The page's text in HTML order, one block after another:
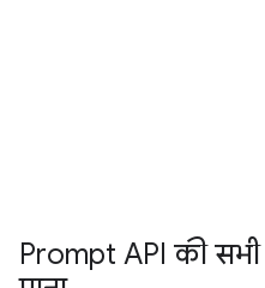
Prompt API की